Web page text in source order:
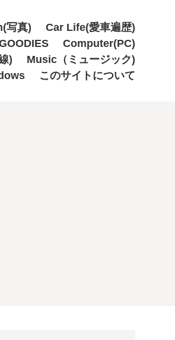
写真)
Car Life(愛車遍歴)
Computer(PC)
)
Music（ミュージック)
このサイトについて